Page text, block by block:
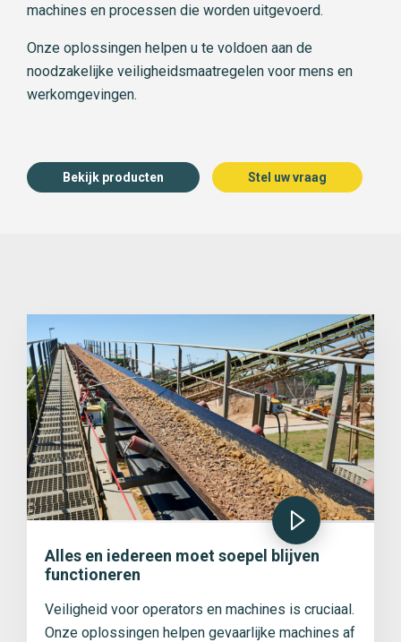
machines en processen die worden uitgevoerd.
Onze oplossingen helpen u te voldoen aan de
noodzakelijke veiligheidsmaatregelen voor mens en
werkomgevingen.
Bekijk producten Stel uw vraag
Alles en iedereen moet soepel blijven
functioneren
Veiligheid voor operators en machines is cruciaal.
Onze oplossingen helpen gevaarlijke machines af